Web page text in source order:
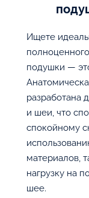
Ищете
подушки —
разработана
и шеи, что
спокойному
материалов,
нагрузку на
шее.